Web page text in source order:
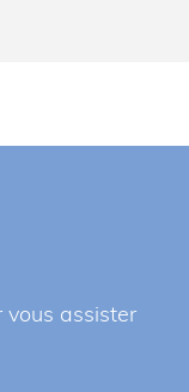
vous assister